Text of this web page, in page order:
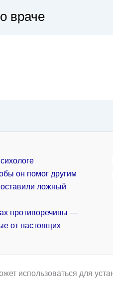
враче
он помог другим
ложный
противоречивы —
от настоящих
использоваться для